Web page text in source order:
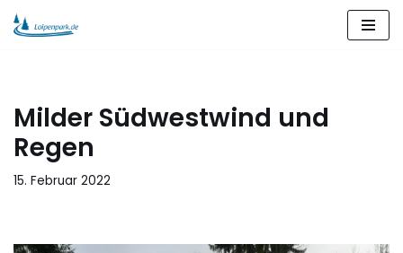
Milder Südwestwind und
Regen
15. Februar 2022